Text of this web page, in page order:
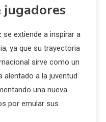
jugadores
se extiende a inspirar a
ya que su trayectoria
sirve como un
alentado a la juventud
una nueva
por emular sus